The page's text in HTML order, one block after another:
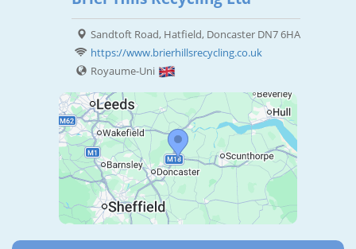
Sandtoft Road, Hatfield, Doncaster DN7 6HA
https://www.brierhillsrecycling.co.uk
Royaume-Uni